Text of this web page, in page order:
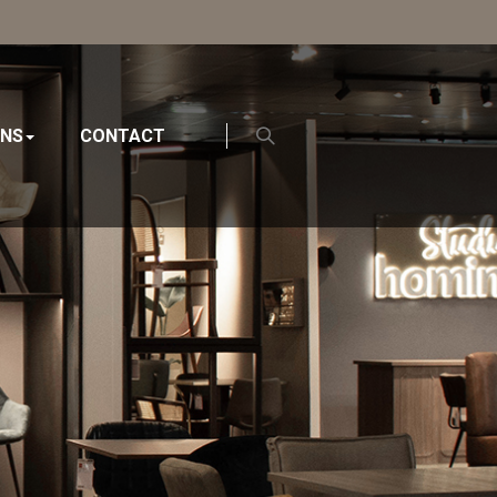
CONTACT